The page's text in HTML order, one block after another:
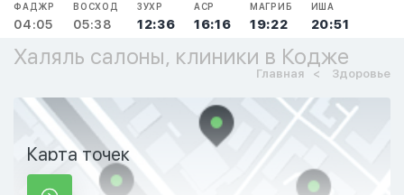
ФАДЖР
04:05
ВОСХОД
05:38
ЗУХР
12:36
АСР
16:16
МАГРИБ
19:22
ИША
20:51
Халяль салоны, клиники в Кодже
Главная Здоровье
Карта точек